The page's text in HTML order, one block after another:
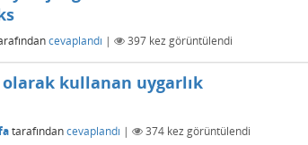
cevaplandı | 397 kez görüntülendi
kullanan uygarlık
tarafındancevaplandı | 374 kez görüntülendi